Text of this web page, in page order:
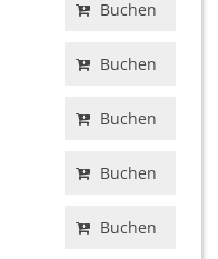
Buchen
Buchen
Buchen
Buchen
Buchen